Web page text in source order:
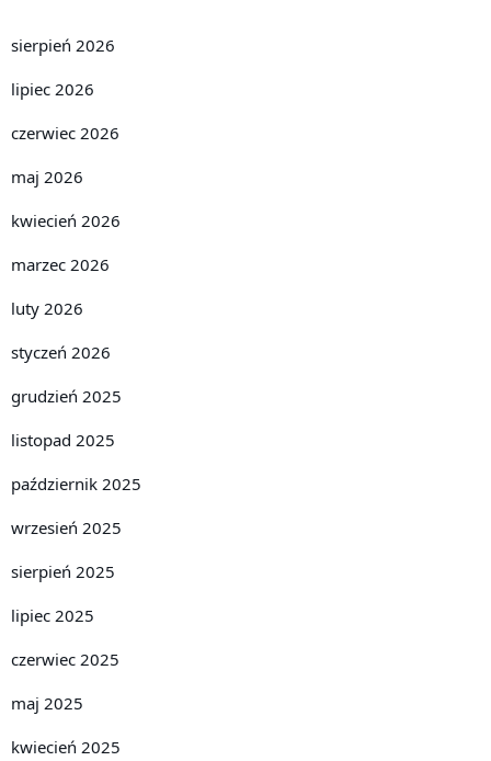
sierpień 2026
lipiec 2026
czerwiec 2026
maj 2026
kwiecień 2026
marzec 2026
luty 2026
styczeń 2026
grudzień 2025
listopad 2025
październik 2025
wrzesień 2025
sierpień 2025
lipiec 2025
czerwiec 2025
maj 2025
kwiecień 2025